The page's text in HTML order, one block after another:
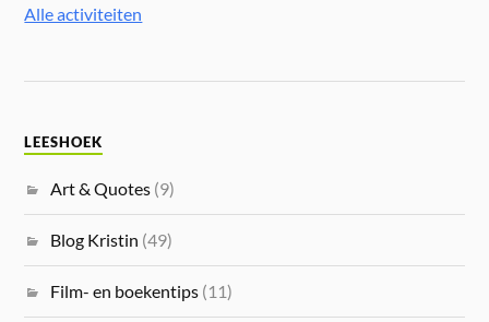
Alle activiteiten
LEESHOEK
Art & Quotes (9)
Blog Kristin (49)
Film- en boekentips (11)